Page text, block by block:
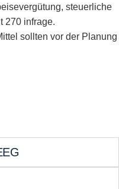
steuerliche
270 infrage.
sollten vor der Planung